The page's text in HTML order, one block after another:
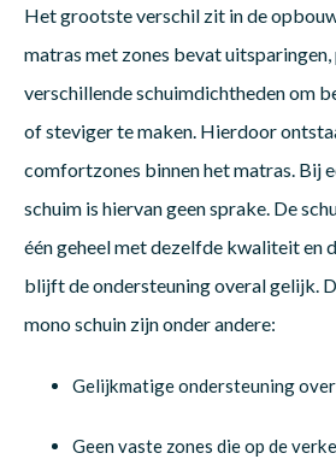
Het grootste verschil zit in de
matras met zones bevat
verschillende schuimdichtheden om
of steviger te maken. Hierdoor
comfortzones binnen het matras. Bij
schuim is hiervan geen sprake. De
één geheel met dezelfde kwaliteit en
blijft de ondersteuning overal gelijk.
mono schuin zijn onder andere:
Gelijkmatige ondersteuning
Geen vaste zones die op de